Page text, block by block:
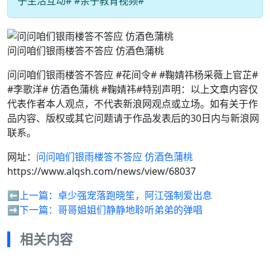
问问咱们银雨楼答不答应 仿酒色蒲桃
问问咱们银雨楼答不答应 #花间令# #鞠婧祎杨采薇上官芷#
#李歌洋# 仿酒色蒲桃 #鞠婧祎#特别声明：以上文章内容仅
代表作者本人观点，不代表新浪网观点或立场。如有关于作
品内容、版权或其它问题请于作品发表后的30日内与新浪网
联系。
网址： 问问咱们银雨楼答不答应 仿酒色蒲桃
https://www.alqsh.com/news/view/68037
⬅️上一篇： 卓少强宠落跑晓笙，阿江强制爱出息
➡️下一篇： 哥哥姐姐们静静地聆听弟弟的弹唱
相关内容